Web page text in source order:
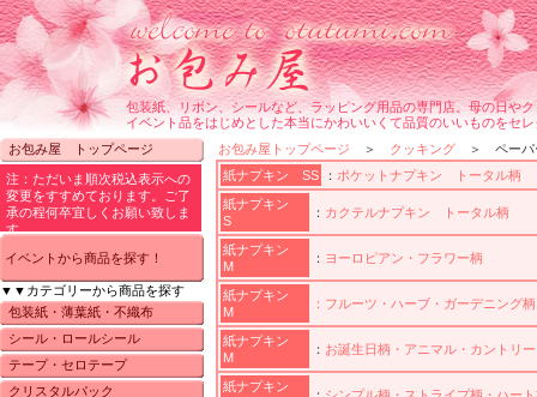
包装紙、リボン、シールなど、ラッピング用品の専門店。母の日や
イベント品をはじめとした本当にかわいいくて品質のいいものをセ
お包み屋 トップページ
イベントから商品を探す！
▼▼カテゴリーから商品を探す
包装紙・薄葉紙・不織布
シール・ロールシール
テープ・セロテープ
クリスタルパック
お包み屋トップページ ＞ クッキング ＞ ペーパ
紙ナプキン SS
： ポケットナプキン トータル柄
紙ナプキン
S
： カクテルナプキン トータル柄
紙ナプキン
M
： ヨーロピアン・フラワー柄
紙ナプキン
M
：フルーツ・ハーブ・ガーデニング柄
紙ナプキン
M
： お誕生日柄・アニマル・カントリー
紙ナプキン